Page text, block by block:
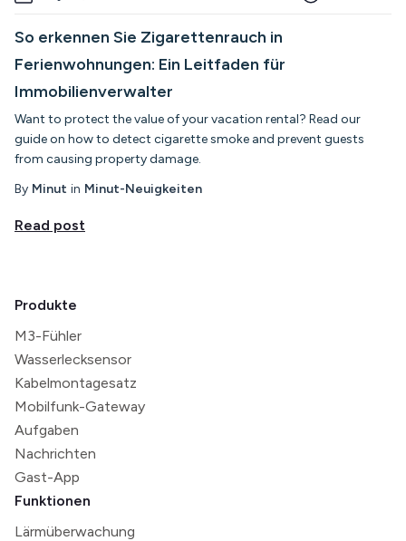
So erkennen Sie Zigarettenrauch in
Ferienwohnungen: Ein Leitfaden für
Immobilienverwalter
Want to protect the value of your vacation rental? Read our
guide on how to detect cigarette smoke and prevent guests
from causing property damage.
By Minut in Minut-Neuigkeiten
Read post
Produkte
M3-Fühler
Wasserlecksensor
Kabelmontagesatz
Mobilfunk-Gateway
Aufgaben
Nachrichten
Gast-App
Funktionen
Lärmüberwachung